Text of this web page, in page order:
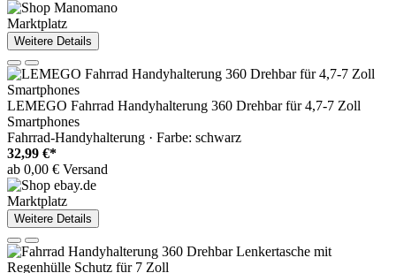
Marktplatz
Weitere Details
LEMEGO Fahrrad Handyhalterung 360 Drehbar für 4,7-7 Zoll
Smartphones
Fahrrad-Handyhalterung · Farbe: schwarz
32,99 €*
ab 0,00 € Versand
Marktplatz
Weitere Details